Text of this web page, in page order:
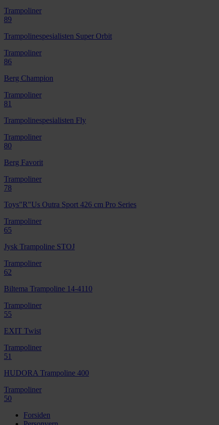
Trampoliner
89
Trampolinespesialisten Super Orbit
Trampoliner
86
Berg Champion
Trampoliner
81
Trampolinespesialisten Fly
Trampoliner
80
Berg Favorit
Trampoliner
78
Toys"R"Us Outra Sport 426 cm Pro Series
Trampoliner
65
Jysk Trampoline STOJ
Trampoliner
62
Biltema Trampoline 14-4110
Trampoliner
55
EXIT Twist
Trampoliner
51
HUDORA Trampoline 400
Trampoliner
50
Forsiden